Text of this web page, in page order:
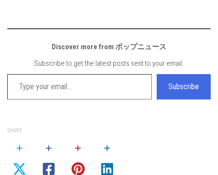
Discover more from ポップニュース
Subscribe to get the latest posts sent to your email.
Type your email…
Subscribe
SHARE